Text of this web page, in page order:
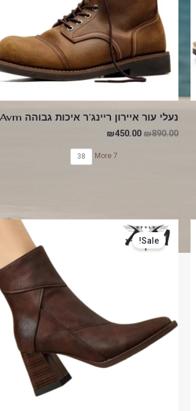
נעלי עור איירון ריינג’ר איכות גבוהה Avm
₪890.00
₪450.00
38 7 More
Sale!
המחיר
המקורי
היה: